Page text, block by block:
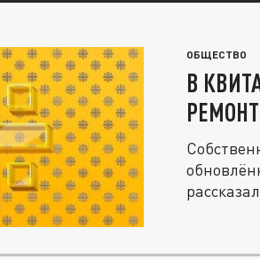
ОБЩЕСТВО
В